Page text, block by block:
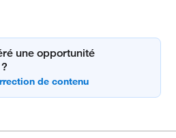
une opportunité